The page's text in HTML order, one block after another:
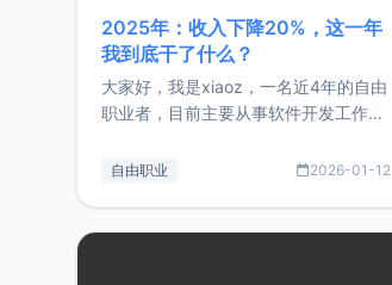
2025年：收入下降20%，这一年
我到底干了什么？
大家好，我是xiaoz，一名近4年的自由
职业者，目前主要从事软件开发工作。
的总结，内容主要包括：工作、学习、
自由职业 2026-01-12